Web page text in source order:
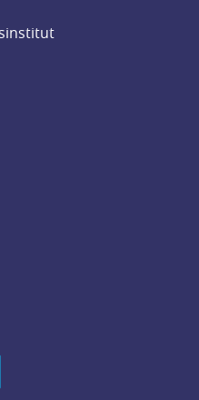
annan webbplats, öppnas